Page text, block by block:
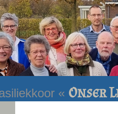
« Onser